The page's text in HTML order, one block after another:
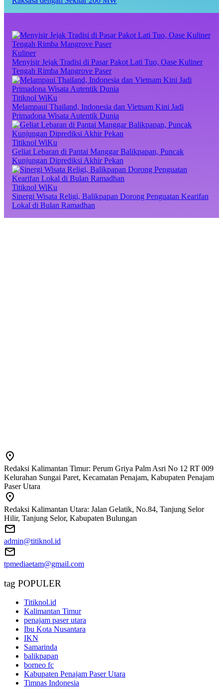
Kuliner
Menyisir Jejak Tradisi di Pasar Pakot Lati Tuo, Oase Kuliner
Tengah Rimba Mangrove Paser
Titiknol WiKu
Melampaui Thailand, Indonesia dan Vietnam Kini Jadi
Primadona Wisata Autentik Dunia
Titiknol WiKu
Geliat Lebaran di Pantai Manggar Balikpapan, Puncak
Kunjungan Diprediksi Akhir Pekan
Titiknol WiKu
Sinergi Wisata Religi, Balikpapan Dorong Penguatan Kearifan
Lokal di Bulan Ramadhan
Redaksi Kalimantan Timur: Perum Griya Palm Asri No 12 RT 009
Kelurahan Sungai Paret, Kecamatan Penajam, Kabupaten Penajam
Paser Utara
Redaksi Kalimantan Utara: Jalan Gelatik, No.84, Tanjung Selor
Hilir, Tanjung Selor, Kabupaten Bulungan
admin@titiknol.id
tpmediaetam@gmail.com
tag POPULER
Titiknol.id
Kalimantan Timur
penajam paser utara
Ibu Kota Nusantara
IKN
Samarinda
balikpapan
borneo fc
Kabupaten Penajam Paser Utara
Timnas Indonesia